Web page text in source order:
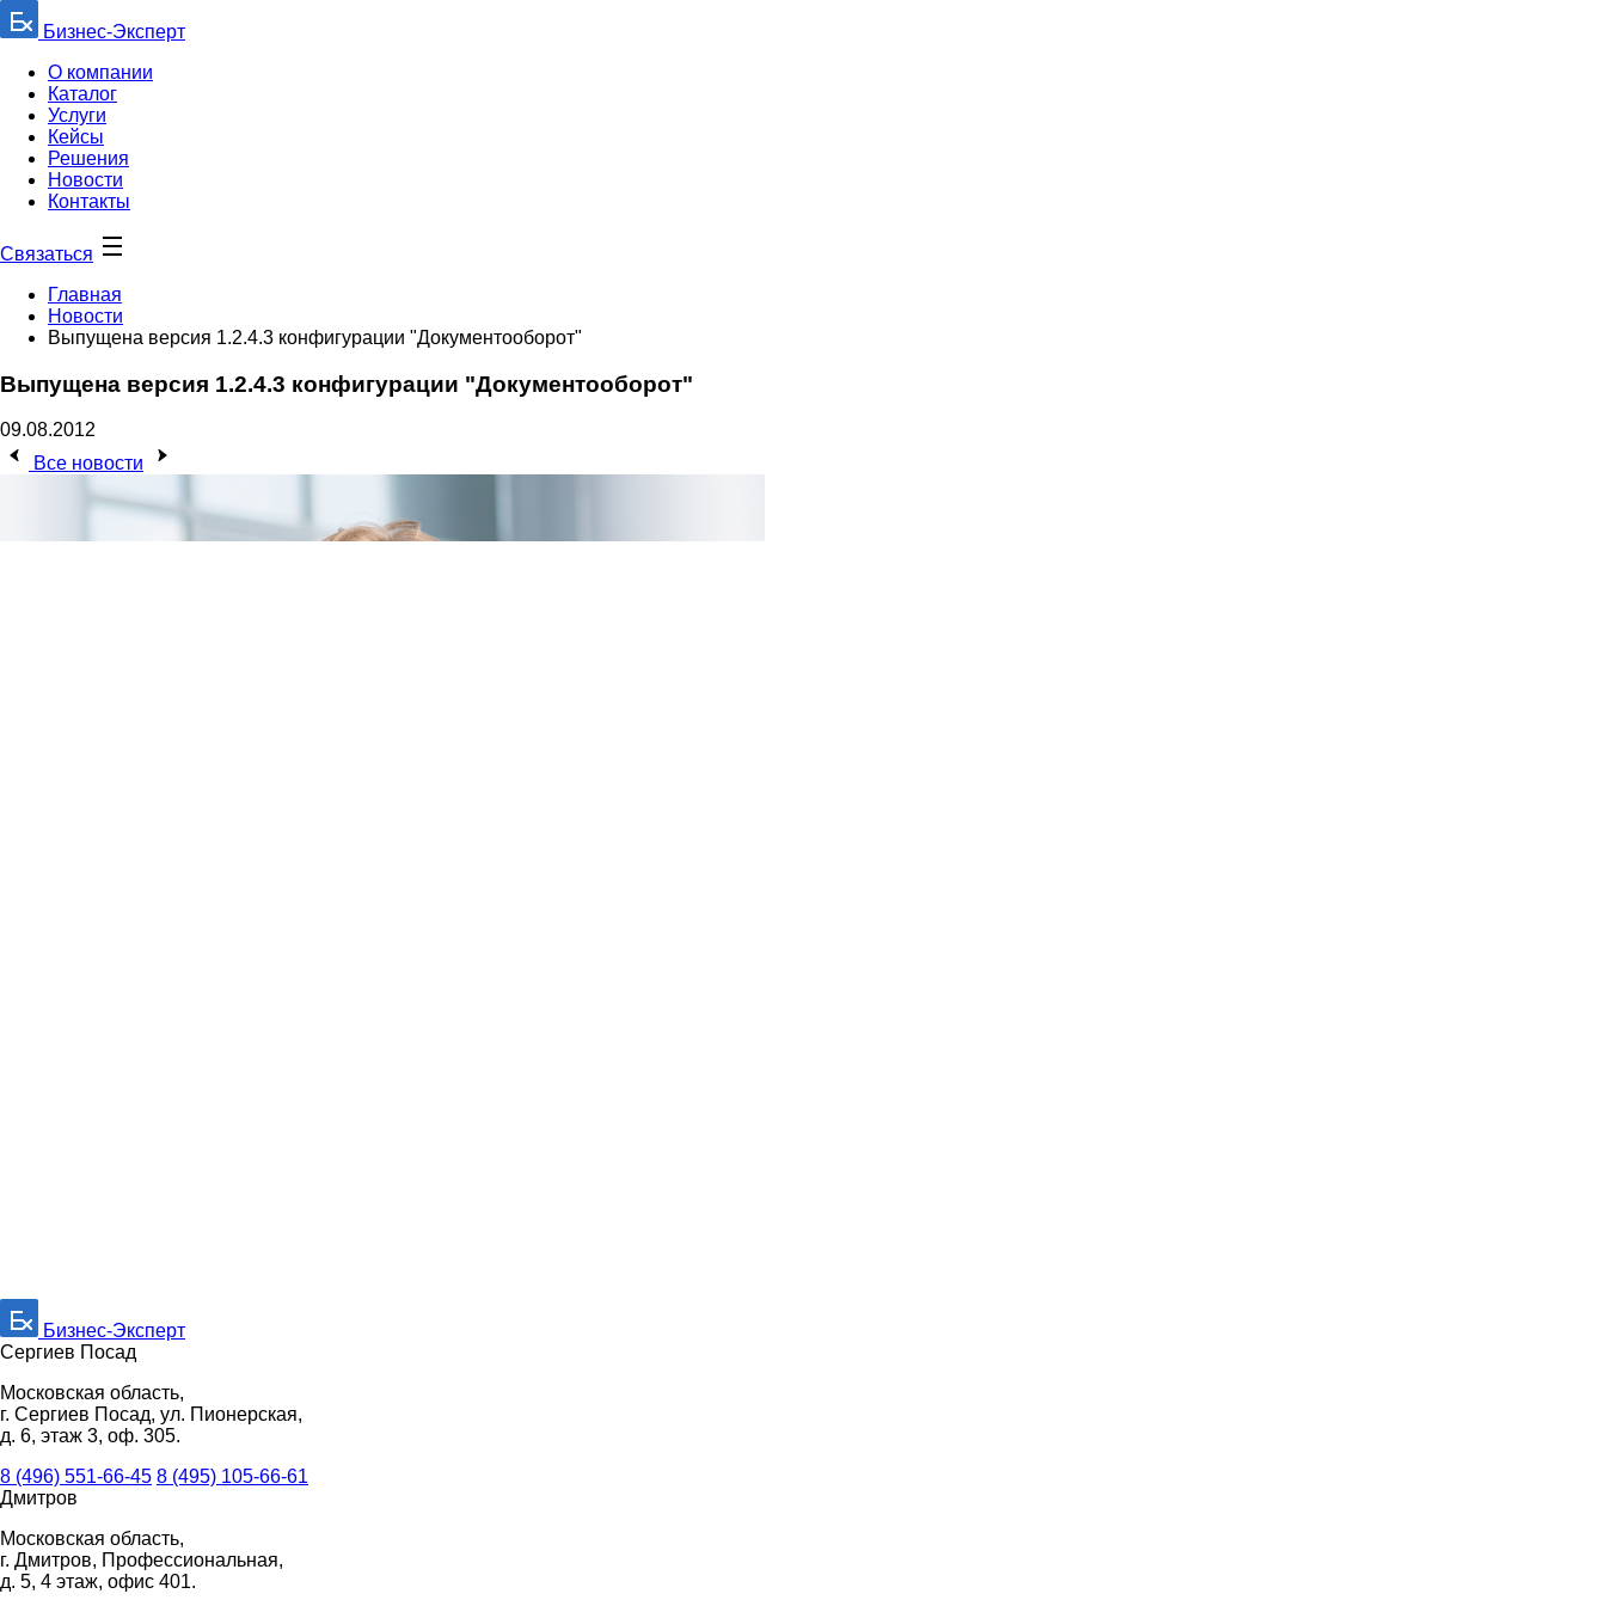
Бизнес-Эксперт
О компании
Каталог
Услуги
Кейсы
Решения
Новости
Контакты
Связаться
Главная
Новости
Выпущена версия 1.2.4.3 конфигурации "Документооборот"
Выпущена версия 1.2.4.3 конфигурации "Документооборот"
09.08.2012
Все новости
Бизнес-Эксперт
Сергиев Посад
Московская область,
г. Сергиев Посад, ул. Пионерская,
д. 6, этаж 3, оф. 305.
8 (496) 551-66-45 8 (495) 105-66-61
Дмитров
Московская область,
г. Дмитров, Профессиональная,
д. 5, 4 этаж, офис 401.